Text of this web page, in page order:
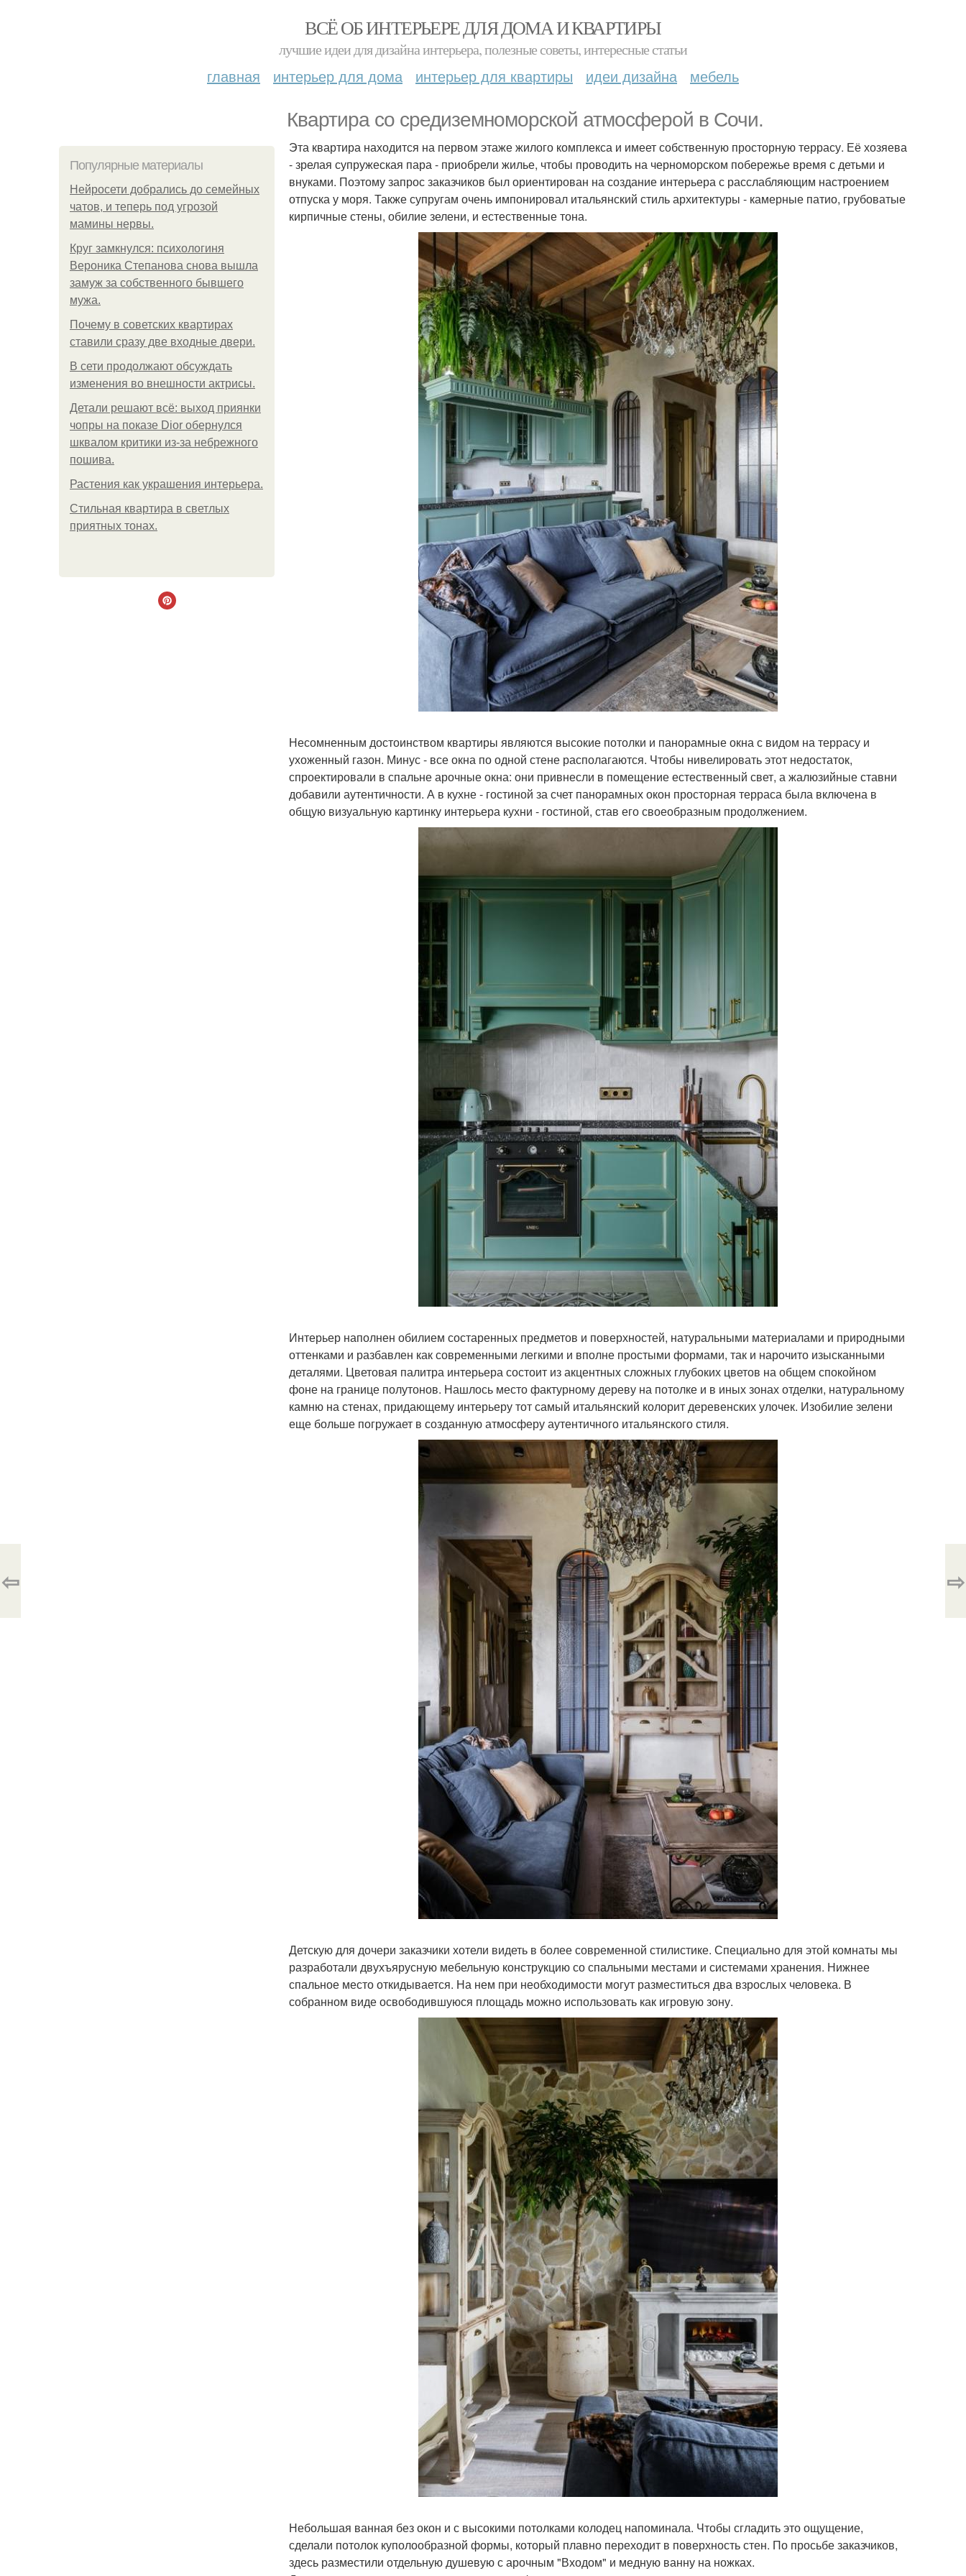
ВСЁ ОБ ИНТЕРЬЕРЕ ДЛЯ ДОМА И КВАРТИРЫ
лучшие идеи для дизайна интерьера, полезные советы, интересные статьи
главная интерьер для дома интерьер для квартиры идеи дизайна мебель
Квартира со средиземноморской атмосферой в Сочи.
Популярные материалы
Нейросети добрались до семейных
чатов, и теперь под угрозой
мамины нервы.
Круг замкнулся: психологиня
Вероника Степанова снова вышла
замуж за собственного бывшего
мужа.
Почему в советских квартирах
ставили сразу две входные двери.
В сети продолжают обсуждать
изменения во внешности актрисы.
Детали решают всё: выход приянки
чопры на показе Dior обернулся
шквалом критики из-за небрежного
пошива.
Растения как украшения интерьера.
Стильная квартира в светлых
приятных тонах.
Эта квартира находится на первом этаже жилого комплекса и имеет собственную просторную террасу. Её хозяева
- зрелая супружеская пара - приобрели жилье, чтобы проводить на черноморском побережье время с детьми и
внуками. Поэтому запрос заказчиков был ориентирован на создание интерьера с расслабляющим настроением
отпуска у моря. Также супругам очень импонировал итальянский стиль архитектуры - камерные патио, грубоватые
кирпичные стены, обилие зелени, и естественные тона.
Несомненным достоинством квартиры являются высокие потолки и панорамные окна с видом на террасу и
ухоженный газон. Минус - все окна по одной стене располагаются. Чтобы нивелировать этот недостаток,
спроектировали в спальне арочные окна: они привнесли в помещение естественный свет, а жалюзийные ставни
добавили аутентичности. А в кухне - гостиной за счет панорамных окон просторная терраса была включена в
общую визуальную картинку интерьера кухни - гостиной, став его своеобразным продолжением.
Интерьер наполнен обилием состаренных предметов и поверхностей, натуральными материалами и природными
оттенками и разбавлен как современными легкими и вполне простыми формами, так и нарочито изысканными
деталями. Цветовая палитра интерьера состоит из акцентных сложных глубоких цветов на общем спокойном
фоне на границе полутонов. Нашлось место фактурному дереву на потолке и в иных зонах отделки, натуральному
камню на стенах, придающему интерьеру тот самый итальянский колорит деревенских улочек. Изобилие зелени
еще больше погружает в созданную атмосферу аутентичного итальянского стиля.
Детскую для дочери заказчики хотели видеть в более современной стилистике. Специально для этой комнаты мы
разработали двухъярусную мебельную конструкцию со спальными местами и системами хранения. Нижнее
спальное место откидывается. На нем при необходимости могут разместиться два взрослых человека. В
собранном виде освободившуюся площадь можно использовать как игровую зону.
Небольшая ванная без окон и с высокими потолками колодец напоминала. Чтобы сгладить это ощущение,
сделали потолок куполообразной формы, который плавно переходит в поверхность стен. По просьбе заказчиков,
здесь разместили отдельную душевую с арочным "Входом" и медную ванну на ножках.
⇦ ⇨